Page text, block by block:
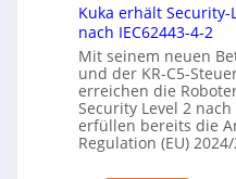
g
e
r
g
r
e
i
Kuka erhält
nach IEC62443-4-2
Mit seinem neuen
und der KR-C5-
erreichen die
Security Level 2 nach
erfüllen bereits die
Regulation (EU)